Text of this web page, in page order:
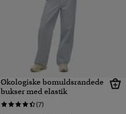
Økologiske bomuldsrandede
bukser med elastik
(7)